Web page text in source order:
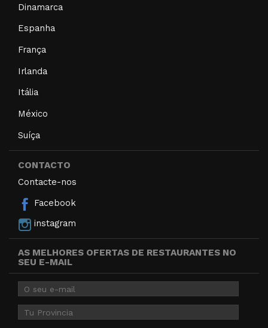
Dinamarca
Espanha
França
Irlanda
Itália
México
Suíça
CONTACTO
Contacte-nos
Facebook
instagram
AS MELHORES OFERTAS DE RESTAURANTES NO
SEU E-MAIL